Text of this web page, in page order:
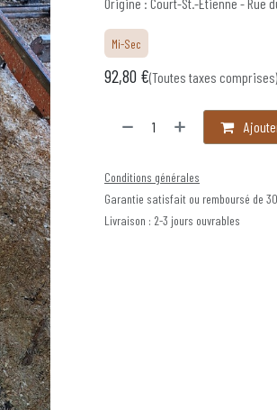
Mi-Sec
92,80 €(Toutes taxes comprises)
Conditions générales
Garantie satisfait ou remboursé de
Livraison : 2-3 jours ouvrables